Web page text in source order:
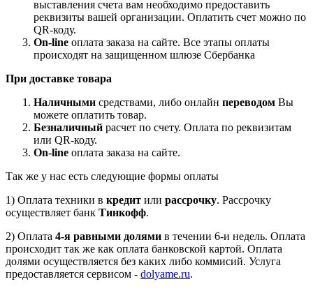
выставления счета вам необходимо предоставить
реквизиты вашей организации. Оплатить счет можно по
QR-коду.
On-line оплата заказа на сайте. Все этапы оплаты
происходят на защищенном шлюзе Сбербанка
При доставке товара
Наличными средствами, либо онлайн переводом Вы
можете оплатить товар.
Безналичный расчет по счету. Оплата по реквизитам
или QR-коду.
On-line оплата заказа на сайте.
Так же у нас есть следующие формы оплаты
1) Оплата техники в кредит или рассрочку. Рассрочку
осуществляет банк Тинкофф.
2) Оплата 4-я равными долями в течении 6-и недель. Оплата
происходит так же как оплата банковской картой. Оплата
долями осуществляется без каких либо коммисий. Услуга
предоставляется сервисом - dolyame.ru.